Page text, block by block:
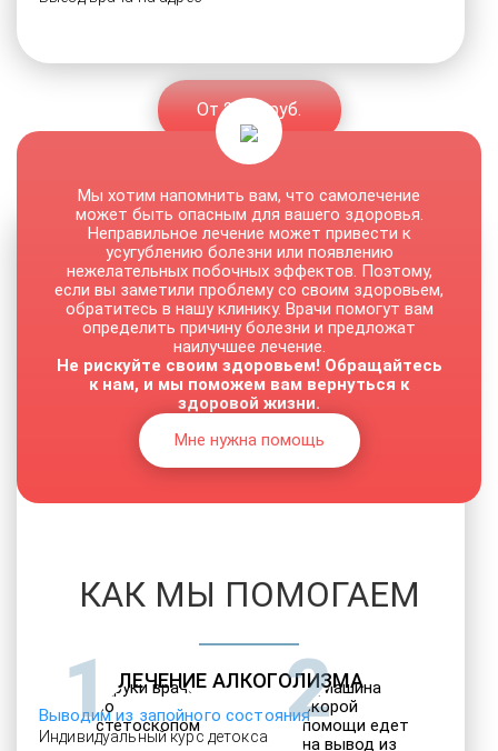
От 2500 руб.
ЛЕЧЕНИЕ АЛКОГОЛИЗМА
Выводим из запойного состояния
Индивидуальный курс детокса
Мы хотим напомнить вам, что самолечение
может быть опасным для вашего здоровья.
Неправильное лечение может привести к
усугублению болезни или появлению
нежелательных побочных эффектов. Поэтому,
если вы заметили проблему со своим здоровьем,
обратитесь в нашу клинику. Врачи помогут вам
определить причину болезни и предложат
наилучшее лечение.
Не рискуйте своим здоровьем! Обращайтесь
к нам, и мы поможем вам вернуться к
здоровой жизни.
Мне нужна помощь
КАК МЫ ПОМОГАЕМ
1 2